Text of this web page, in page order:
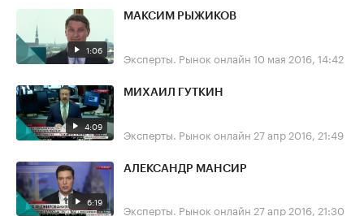
1:06
МАКСИМ РЫЖИКОВ
Эксперты. Рынок онлайн 10 мая 2016, 14:42
4:09
МИХАИЛ ГУТКИН
Эксперты. Рынок онлайн 27 апр 2016, 21:49
6:19
АЛЕКСАНДР МАНСИР
Эксперты. Рынок онлайн 27 апр 2016, 21:30